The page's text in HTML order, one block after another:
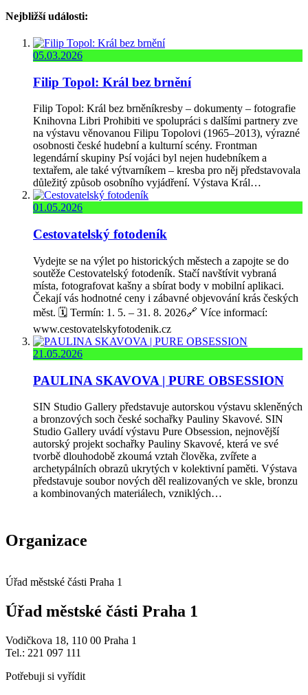
Nejbližší události:
05.03.2026
Filip Topol: Král bez brnění
Filip Topol: Král bez brněníkresby – dokumenty – fotografie
Knihovna Libri Prohibiti ve spolupráci s dalšími partnery zve
na výstavu věnovanou Filipu Topolovi (1965–2013), výrazné
osobnosti české hudební a kulturní scény. Frontman
legendární skupiny Psí vojáci byl nejen hudebníkem a
textařem, ale také výtvarníkem – kresba pro něj představovala
důležitý způsob osobního vyjádření. Výstava Král…
01.05.2026
Cestovatelský fotodeník
Vydejte se na výlet po historických městech a zapojte se do
soutěže Cestovatelský fotodeník. Stačí navštívit vybraná
místa, fotografovat kašny a sbírat body v mobilní aplikaci.
Čekají vás hodnotné ceny i zábavné objevování krás českých
měst. 🗓️ Termín: 1. 5. – 31. 8. 2026🔗 Více informací:
www.cestovatelskyfotodenik.cz
21.05.2026
PAULINA SKAVOVA | PURE OBSESSION
SIN Studio Gallery představuje autorskou výstavu skleněných
a bronzových soch české sochařky Pauliny Skavové. SIN
Studio Gallery uvádí výstavu Pure Obsession, nejnovější
autorský projekt sochařky Pauliny Skavové, která ve své
tvorbě dlouhodobě zkoumá vztah člověka, zvířete a
archetypálních obrazů ukrytých v kolektivní paměti. Výstava
představuje soubor nových děl realizovaných ve skle, bronzu
a kombinovaných materiálech, vzniklých…
Organizace
Úřad městské části Praha 1
Úřad městské části Praha 1
Vodičkova 18, 110 00 Praha 1
Tel.: 221 097 111
Potřebuji si vyřídit